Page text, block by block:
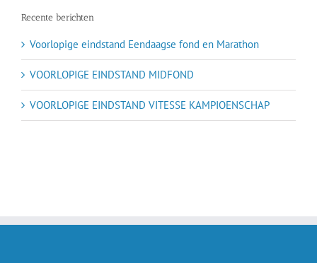
Recente berichten
Voorlopige eindstand Eendaagse fond en Marathon
VOORLOPIGE EINDSTAND MIDFOND
VOORLOPIGE EINDSTAND VITESSE KAMPIOENSCHAP